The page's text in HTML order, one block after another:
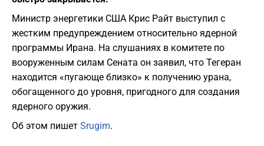
Министр энергетики США Крис Райт выступил с
жестким предупреждением относительно ядерной
программы Ирана. На слушаниях в комитете по
вооруженным силам Сената он заявил, что Тегеран
находится «пугающе близко» к получению урана,
обогащенного до уровня, пригодного для создания
ядерного оружия.
Об этом пишет Srugim.